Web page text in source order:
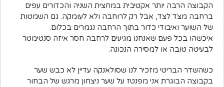
הקבוצה הרבה יותר אקטיבית במחצית השניה והכדורים עפים
ברחבה מצד לצד, אבל רק לרוחבה ולא לעומקה. גם השמטות
של השוער ואיבודי כדור בתוך הרחבה נגמרים בכלום.
איכשהו בכל פעם שאנחנו מגיעים לרחבה חסר איזה סנטימטר
לבעיטה טובה או למסירה הנכונה.
כשהשדר הבריטי מזכיר לנו שסולאנקה עדיין לא כבש שער
בקבוצה הבוגרת אני מפנטז על שער ניצחון מרגש של הבחור